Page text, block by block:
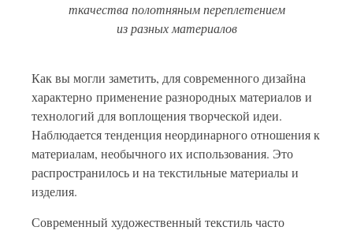
ткачества полотняным переплетением
из разных материалов
Как вы могли заметить, для современного дизайна
характерно применение разнородных материалов и
технологий для воплощения творческой идеи.
Наблюдается тенденция неординарного отношения к
материалам, необычного их использования. Это
распространилось и на текстильные материалы и
изделия.
Современный художественный текстиль часто